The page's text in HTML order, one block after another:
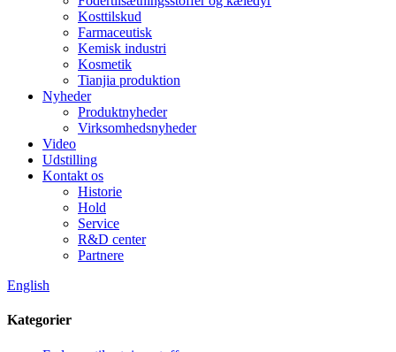
Kosttilskud
Farmaceutisk
Kemisk industri
Kosmetik
Tianjia produktion
Nyheder
Produktnyheder
Virksomhedsnyheder
Video
Udstilling
Kontakt os
Historie
Hold
Service
R&D center
Partnere
English
Kategorier